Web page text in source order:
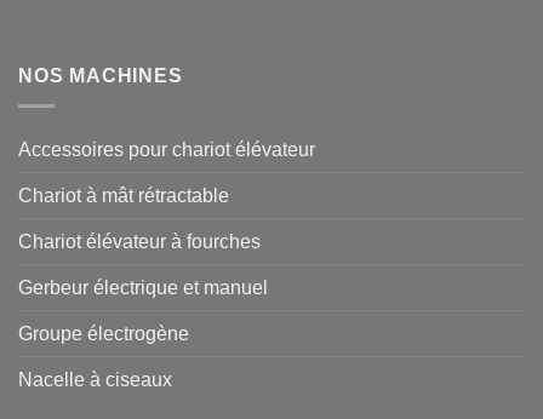
NOS MACHINES
Accessoires pour chariot élévateur
Chariot à mât rétractable
Chariot élévateur à fourches
Gerbeur électrique et manuel
Groupe électrogène
Nacelle à ciseaux